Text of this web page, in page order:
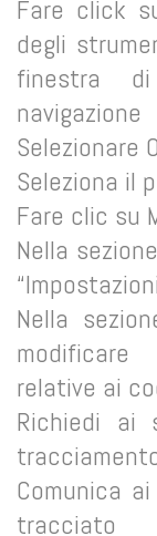
Fare click
degli
finestra
navigazione
Selezionare
Seleziona il
Fare clic su
Nella
Nella
relative ai
Richiedi ai
Comunica
tracciato